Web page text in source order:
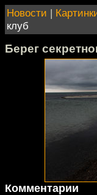
Новости |
клуб
Берег
Комментарии